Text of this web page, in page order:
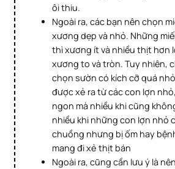
ôi thiu.
Ngoài ra, các bạn nên chọn miếng sườn có
xương dẹp và nhỏ. Những
thì xương ít và nhiều thịt hơn
xương to và tròn. Tuy nhiên,
chọn sườn có kích cỡ quá
được xẻ ra từ các con lợn
ngon mà nhiều khi cũng
nhiều khi những con lợn nhỏ
chuồng nhưng bị ốm hay
mang đi xẻ thịt bán
Ngoài ra, cũng cần lưu ý là nên chọn mua sườn